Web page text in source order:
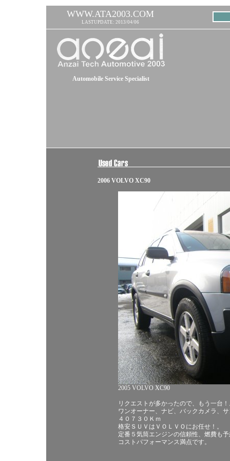
WWW.ATA2003.COM
LASTUPDATE: 2013/04/06
Automobile Service Specialist
2006 VOLVO XC90
2005 VOLVO XC90
リクエストが多かったので、もう一台
ワンオーナー、ナビ、バックカメラ、
４０７３０Ｋｍ
格安ＳＵＶはＶＯＬＶＯにお任せ！。
定番５気筒エンジンの信頼性、燃費も
コストパフォーマンス満点です。